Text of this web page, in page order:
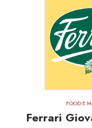
FOOD E
Ferrari